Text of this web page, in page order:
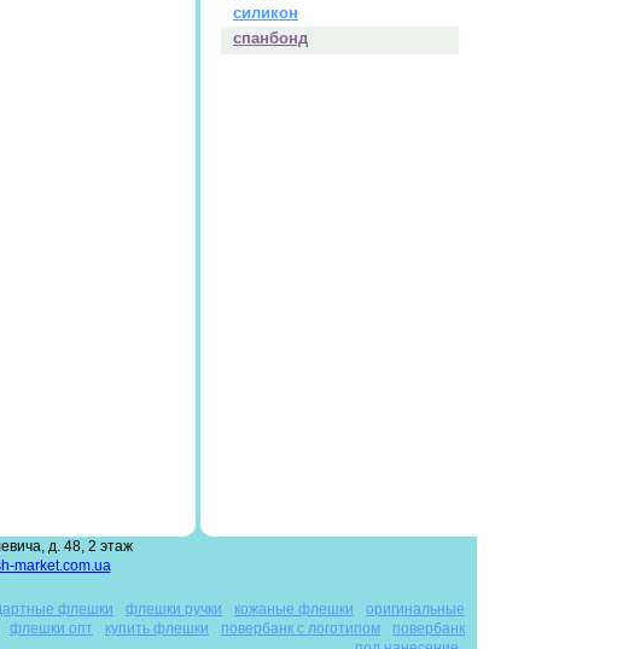
силикон
спанбонд
д. 48, 2 этаж
market.com.ua
флешки флешки ручки кожаные флешки
оригинальные
флешки опт купить флешки повербанк с логотипом
повербанк